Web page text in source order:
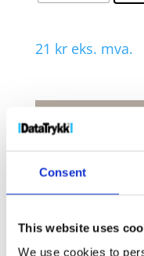
Consent
This website uses
We use cookies to
21 kr eks. mva.
sirklet
75
med
Kjøp produkt
Produktnr:21098001